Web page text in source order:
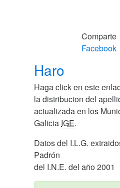
Comparte
Facebook
Haro
Haga click en este
la distribucion del
actualizada en los
Galicia IGE.
Datos del I.L.G.
Padrón
del I.N.E. del año 2001